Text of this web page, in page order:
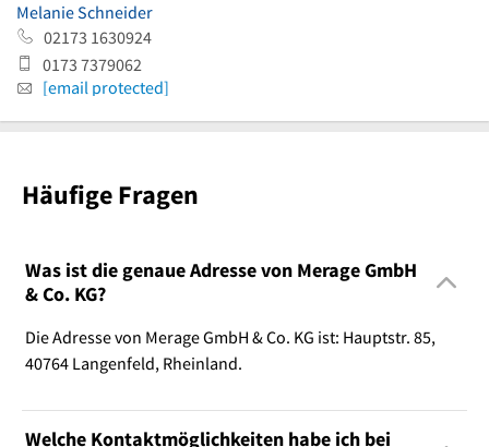
Melanie Schneider
02173 1630924
0173 7379062
[email protected]
Häufige Fragen
Was ist die genaue Adresse von Merage GmbH
& Co. KG?
Die Adresse von Merage GmbH & Co. KG ist: Hauptstr. 85,
40764 Langenfeld, Rheinland.
Welche Kontaktmöglichkeiten habe ich bei